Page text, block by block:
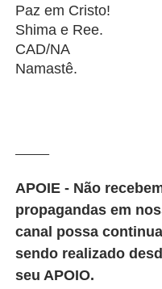
Paz em Cristo!
Shima e Ree.
CAD/NA
Namastê.
APOIE - Não
propagandas em
canal possa
sendo realizado
seu APOIO.